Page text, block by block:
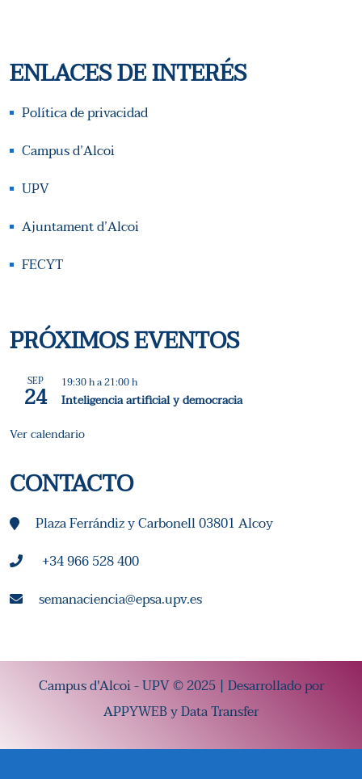
ENLACES DE INTERÉS
Política de privacidad
Campus d’Alcoi
UPV
Ajuntament d’Alcoi
FECYT
PRÓXIMOS EVENTOS
SEP
24 19:30 ha21:00 h
Inteligencia artificial y democracia
Ver calendario
CONTACTO
Plaza Ferrándiz y Carbonell 03801 Alcoy
+34 966 528 400
semanaciencia@epsa.upv.es
Campus d'Alcoi - UPV © 2025 | Desarrollado por
APPYWEByData Transfer